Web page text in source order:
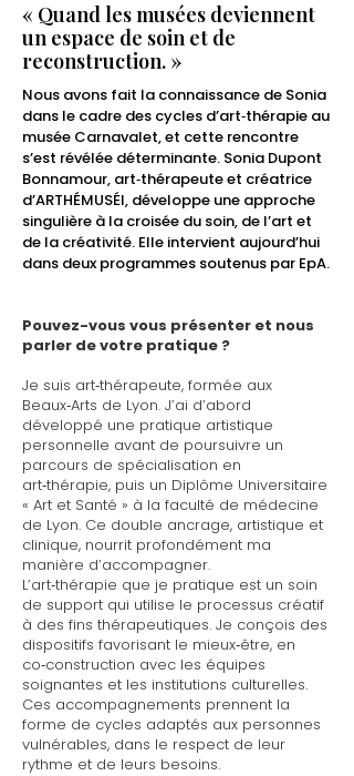
« Quand les musées deviennent
un espace de soin et de
reconstruction. »
Nous avons fait la connaissance de Sonia
dans le cadre des cycles d’art‑thérapie au
musée Carnavalet, et cette rencontre
s’est révélée déterminante. Sonia Dupont
Bonnamour, art‑thérapeute et créatrice
d’ARTHÉMUSÉI, développe une approche
singulière à la croisée du soin, de l’art et
de la créativité. Elle intervient aujourd’hui
dans deux programmes soutenus par EpA.
Pouvez-vous vous présenter et nous
parler de votre pratique ?
Je suis art‑thérapeute, formée aux
Beaux‑Arts de Lyon. J’ai d’abord
développé une pratique artistique
personnelle avant de poursuivre un
parcours de spécialisation en
art‑thérapie, puis un Diplôme Universitaire
« Art et Santé » à la faculté de médecine
de Lyon. Ce double ancrage, artistique et
clinique, nourrit profondément ma
manière d’accompagner.
L’art‑thérapie que je pratique est un soin
de support qui utilise le processus créatif
à des fins thérapeutiques. Je conçois des
dispositifs favorisant le mieux‑être, en
co‑construction avec les équipes
soignantes et les institutions culturelles.
Ces accompagnements prennent la
forme de cycles adaptés aux personnes
vulnérables, dans le respect de leur
rythme et de leurs besoins.